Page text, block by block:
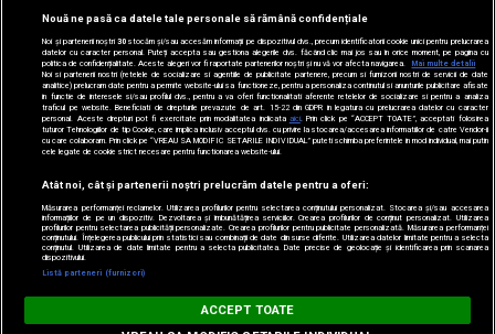
Digi Sport
m.digisport.ro
DESCARCĂ
Versiune desktop
Nouă ne pasă ca datele tale personale să rămână confidențiale
Noi și partenerii noștri30stocăm și/sau accesăm informații pe dispozitivul dvs., precum identificatorii cookie unici pentru prelucrarea
datelor cu caracter personal. Puteți accepta sau gestiona alegerile dvs. făcând clic mai jos sau în orice moment, pe pagina cu
politica de confidențialitate. Aceste alegeri vor fi raportate partenerilor noștri și nu vă vor afecta navigarea.
Mai multe detalii
Noi si partenerii nostri (retelele de socializare si agentiile de publicitate partenere, precum si furnizorii nostri de servicii de date
analitice) prelucram date pentru a permite website-ului sa functioneze, pentru a personaliza continutul si anunturile publicitare afisate
in functie de interesele si/sau profilul dvs., pentru a va oferi functionalitati aferente retelelor de socializare si pentru a analiza
traficul pe website. Beneficiati de drepturile prevazute de art. 15-22 din GDPR in legatura cu prelucrarea datelor cu caracter
personal. Aceste drepturi pot fi exercitate prin modalitatea indicata aici. Prin click pe “ACCEPT TOATE”, acceptati folosirea
tuturor Tehnologiilor de tip Cookie, care implica inclusiv acceptul dvs. cu privire la stocarea/accesarea informatiilor de catre Vendor-ii
cu care colaboram. Prin click pe “VREAU SA MODIFIC SETARILE INDIVIDUAL” puteti schimba preferintele in mod individual, mai putin
cele legate de cookie strict necesare pentru functionarea website-ului.
Atât noi, cât și partenerii noștri prelucrăm datele pentru a oferi:
Măsurarea performanței reclamelor. Utilizarea profilurilor pentru selectarea conținutului personalizat. Stocarea și/sau accesarea
informațiilor de pe un dispozitiv. Dezvoltarea și îmbunătățirea serviciilor. Crearea profilurilor de conținut personalizat. Utilizarea
profilurilor pentru selectarea publicității personalizate. Crearea profilurilor pentru publicitate personalizată. Măsurarea performanței
conținutului. Înțelegerea publicului prin statistici sau combinații de date din surse diferite. Utilizarea datelor limitate pentru a selecta
conținutul. Utilizarea de date limitate pentru a selecta publicitatea. Date precise de geolocație și identificarea prin scanarea
dispozitivului.
Listă parteneri (furnizori)
ACCEPT TOATE